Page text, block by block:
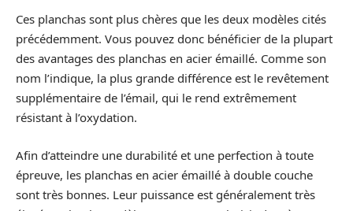
Ces planchas sont plus chères que les deux modèles cités
précédemment. Vous pouvez donc bénéficier de la plupart
des avantages des planchas en acier émaillé. Comme son
nom l’indique, la plus grande différence est le revêtement
supplémentaire de l’émail, qui le rend extrêmement
résistant à l’oxydation.
Afin d’atteindre une durabilité et une perfection à toute
épreuve, les planchas en acier émaillé à double couche
sont très bonnes. Leur puissance est généralement très